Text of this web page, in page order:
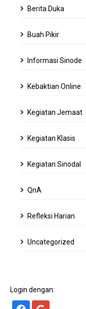
Berita Duka
Buah Pikir
Informasi Sinode
Kebaktian Online
Kegiatan Jemaat
Kegiatan Klasis
Kegiatan Sinodal
QnA
Refleksi Harian
Uncategorized
Login dengan: